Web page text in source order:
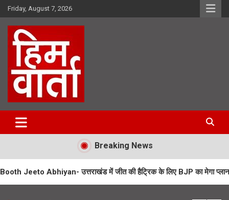
Skip
to
content
Friday, August 7, 2026
Him Varta
Breaking News
उत्तराखंड में जीत की हैट्रिक के लिए BJP का मेगा प्लान UPNL